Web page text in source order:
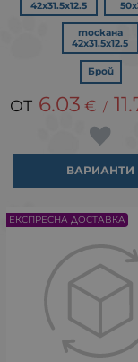
42x31.5x12.5
тоскана
42x31.5x12.5
Брой
6.03 € /
ВАРИАНТИ
ЕКСПРЕСНА ДОСТАВКА